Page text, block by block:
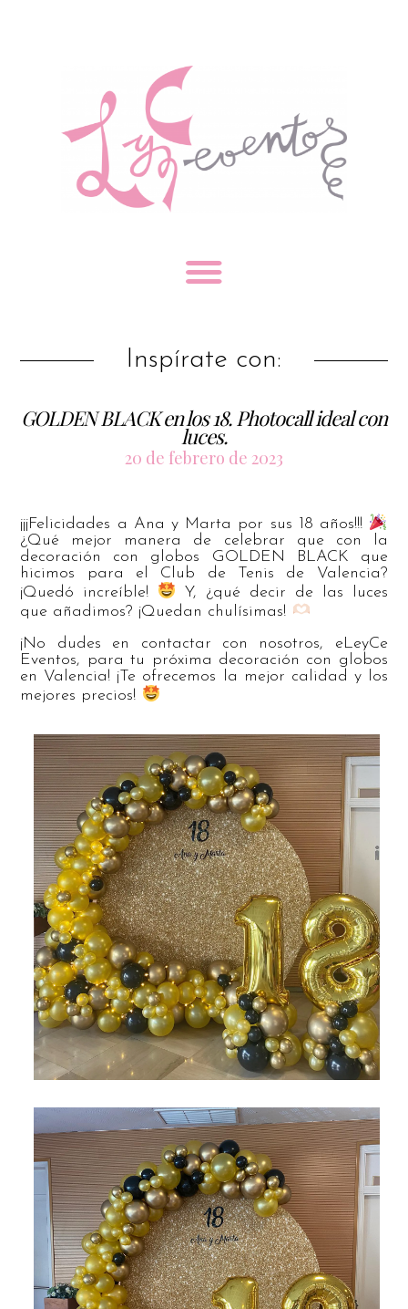
Inspírate con:
GOLDEN BLACK en los 18. Photocall ideal con
luces.
20 de febrero de 2023
¡¡¡Felicidades a Ana y Marta por sus 18 años!!!
¿Qué mejor manera de celebrar que con la
decoración con globos GOLDEN BLACK que
hicimos para el Club de Tenis de Valencia?
¡Quedó increíble!
Y, ¿qué decir de las luces
que añadimos? ¡Quedan chulísimas!
¡No dudes en contactar con nosotros, eLeyCe
Eventos, para tu próxima decoración con globos
en Valencia! ¡Te ofrecemos la mejor calidad y los
mejores precios!